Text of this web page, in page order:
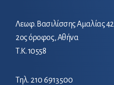
Λεωφ. Βασιλίσσης Αμαλίας 42
2ος όροφος, Αθήνα
Τ.Κ. 10558
Τηλ. 210 6913500